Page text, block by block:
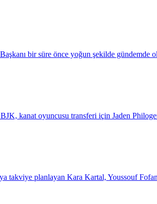
bir süre önce yoğun şekilde gündemde
BJK, kanat oyuncusu transferi için Jaden
takviye planlayan Kara Kartal, Youssouf